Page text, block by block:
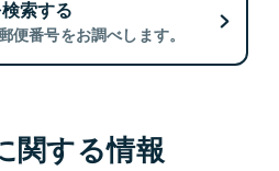
索する
便番号をお調べします。
関する情報